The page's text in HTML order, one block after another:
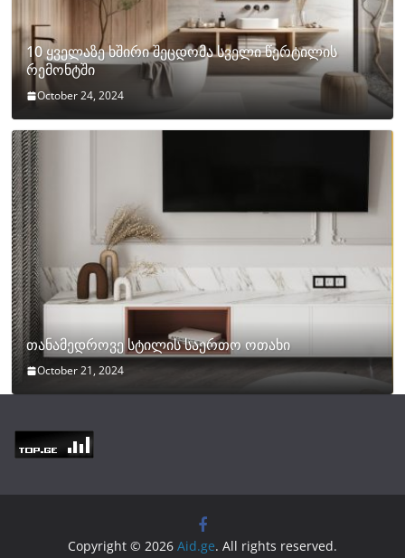
10 ყველაზე ხშირი შეცდომა სველი წერტილის
რემონტში
October 24, 2024
თანამედროვე სტილის საერთო ოთახი
October 21, 2024
Copyright © 2026 Aid.ge. All rights reserved.